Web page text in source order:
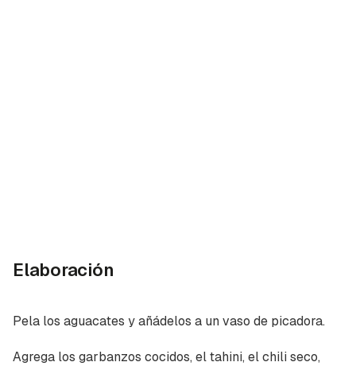
Elaboración
Pela los aguacates y añádelos a un vaso de picadora.
Agrega los garbanzos cocidos, el tahini, el chili seco,